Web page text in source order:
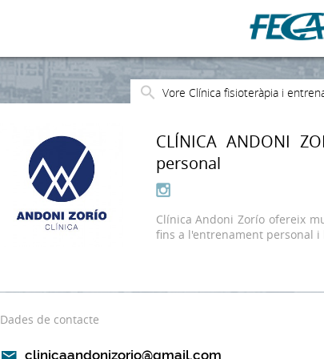
Vore Clínica fisioteràpia i
CLÍNICA ANDONI
personal
Clínica Andoni Zorío ofereix
fins a l'entrenament personal i
Dades de contacte
clinicaandonizorio@gmail.com